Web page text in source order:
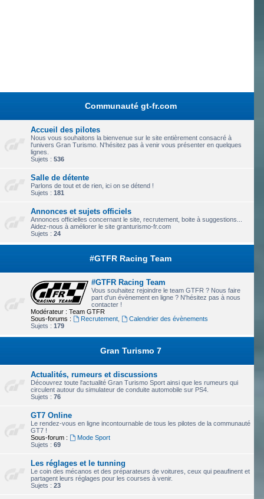
Communauté gt-fr.com
Accueil des pilotes
Nous vous souhaitons la bienvenue sur le site entièrement consacré à
l'univers Gran Turismo. N'hésitez pas à venir vous présenter en quelques
lignes.
Sujets : 536
Salle de détente
Parlons de tout et de rien, ici on se détend !
Sujets : 181
Annonces et sujets officiels
Annonces officielles concernant le site, recrutement, boite à suggestions...
Aidez-nous à améliorer le site granturismo-fr.com
Sujets : 24
#GTFR Racing Team
#GTFR Racing Team
Vous souhaitez rejoindre le team GTFR ? Nous faire
part d'un évènement en ligne ? N'hésitez pas à nous
contacter !
Modérateur : Team GTFR
Sous-forums :
Recrutement,
Calendrier des évènements
Sujets : 179
Gran Turismo 7
Actualités, rumeurs et discussions
Découvrez toute l'actualité Gran Turismo Sport ainsi que les rumeurs qui
circulent autour du simulateur de conduite automobile sur PS4.
Sujets : 76
GT7 Online
Le rendez-vous en ligne incontournable de tous les pilotes de la communauté
GT7 !
Sous-forum :
Mode Sport
Sujets : 69
Les réglages et le tunning
Le coin des mécanos et des préparateurs de voitures, ceux qui peaufinent et
partagent leurs réglages pour les courses à venir.
Sujets : 23